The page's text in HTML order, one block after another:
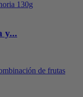
y...
de frutas